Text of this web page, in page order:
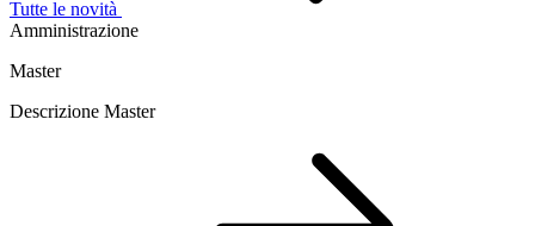
Tutte le novità
Amministrazione
Master
Descrizione Master